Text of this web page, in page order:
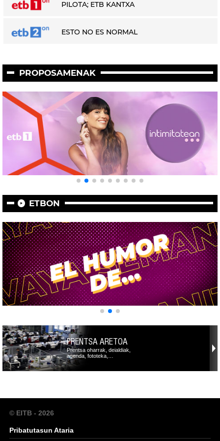
PILOTA; ETB KANTXA
ESTO NO ES NORMAL
PROPOSAMENAK
ETBON
PRENTSA ARETOA
Prentsa oharrak, deialdiak,
agenda, fototeka,…
© EITB - 2026
Pribatutasun Ataria